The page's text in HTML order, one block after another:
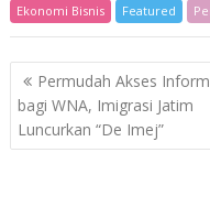
Ekonomi Bisnis Featured
Post
navigation
Permudah Akses
bagi WNA, Imigrasi Jatim
Luncurkan “De Imej”